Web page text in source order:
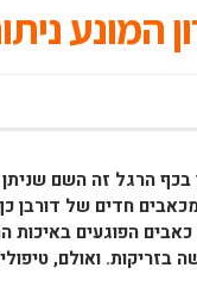
המונע
בכף הרגל זה השם
חדים של דורבן
הפוגעים באיכות
בזריקות. ואולם,